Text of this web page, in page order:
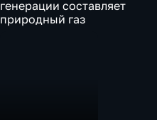
генерации составляет
природный газ